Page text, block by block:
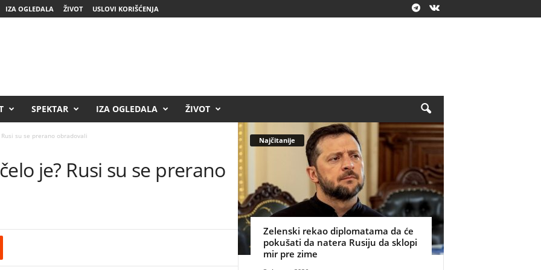
IZA OGLEDALA ŽIVOT USLOVI KORIŠĆENJA
SPEKTAR IZA OGLEDALA ŽIVOT
su se prerano obradovali
je? Rusi su se prerano
Najčitanije
Zelenski rekao diplomatama da će
pokušati da natera Rusiju da sklopi
mir pre zime